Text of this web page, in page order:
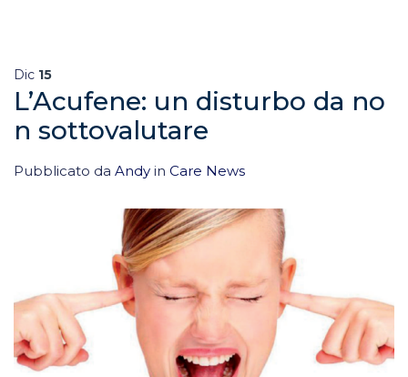
Dic 15
L’Acufene: un disturbo da no
n sottovalutare
Pubblicato da Andy in Care News